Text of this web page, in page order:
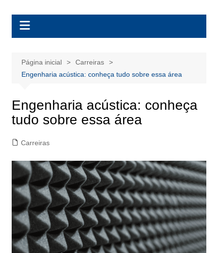
BolsasEAD
Página inicial
Carreiras
Engenharia acústica: conheça tudo sobre essa área
Engenharia acústica: conheça
tudo sobre essa área
Carreiras